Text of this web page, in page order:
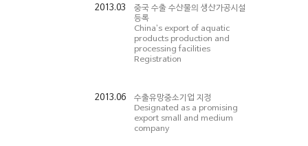
2013.03
중국 수출 수산물의 생산가공시설
등록
China’s export of aquatic
products production and
processing facilities
Registration
2013.06
수출유망중소기업 지정
Designated as a promising
export small and medium
company